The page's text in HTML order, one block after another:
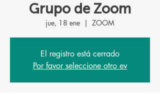
Grupo de Zoom
jue, 18 ene
  |
ZOOM
El registro está cerrado
Por favor seleccione otro ev